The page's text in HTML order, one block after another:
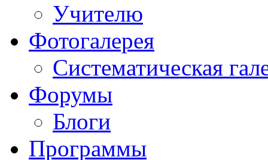
Учителю
Фотогалерея
Систематическая
Форумы
Блоги
Программы